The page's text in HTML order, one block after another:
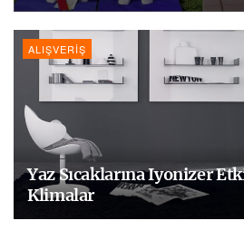
ALIŞVERIŞ
Yaz Sıcaklarına Iyonizer
Klimalar